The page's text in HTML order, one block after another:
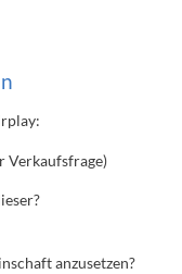
Verkaufsfrage)
anzusetzen?